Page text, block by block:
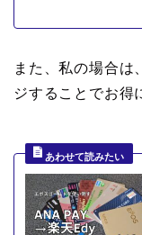
また、私の場合は
ジすることでお得